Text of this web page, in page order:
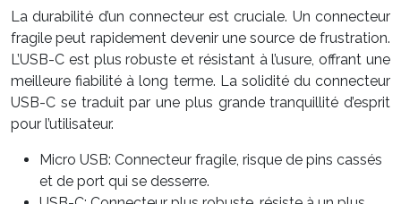
La durabilité d’un connecteur est cruciale. Un connecteur
fragile peut rapidement devenir une source de frustration.
L’USB-C est plus robuste et résistant à l’usure, offrant une
meilleure fiabilité à long terme. La solidité du connecteur
USB-C se traduit par une plus grande tranquillité d’esprit
pour l’utilisateur.
Micro USB: Connecteur fragile, risque de pins cassés
et de port qui se desserre.